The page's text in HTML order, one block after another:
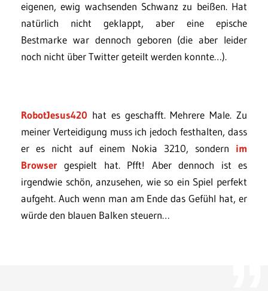
eigenen, ewig wachsenden Schwanz zu beißen. Hat
natürlich nicht geklappt, aber eine epische
Bestmarke war dennoch geboren (die aber leider
noch nicht über Twitter geteilt werden konnte…).
RobotJesus420 hat es geschafft. Mehrere Male. Zu
meiner Verteidigung muss ich jedoch festhalten, dass
er es nicht auf einem Nokia 3210, sondern im
Browser gespielt hat. Pfft! Aber dennoch ist es
irgendwie schön, anzusehen, wie so ein Spiel perfekt
aufgeht. Auch wenn man am Ende das Gefühl hat, er
würde den blauen Balken steuern…